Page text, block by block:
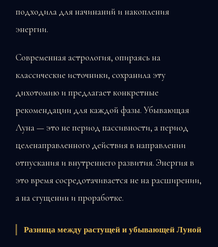
подходила для начинаний и накопления
энергии.
Современная астрология, опираясь на
классические источники, сохранила эту
дихотомию и предлагает конкретные
рекомендации для каждой фазы. Убывающая
Луна — это не период пассивности, а период
целенаправленного действия в направлении
отпускания и внутреннего развития. Энергия в
это время сосредотачивается не на расширении,
а на сгущении и проработке.
Разница между растущей и убывающей Луной